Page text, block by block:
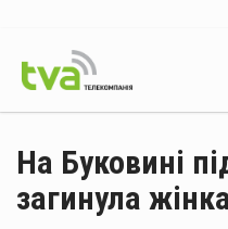
На Буковині
загинула